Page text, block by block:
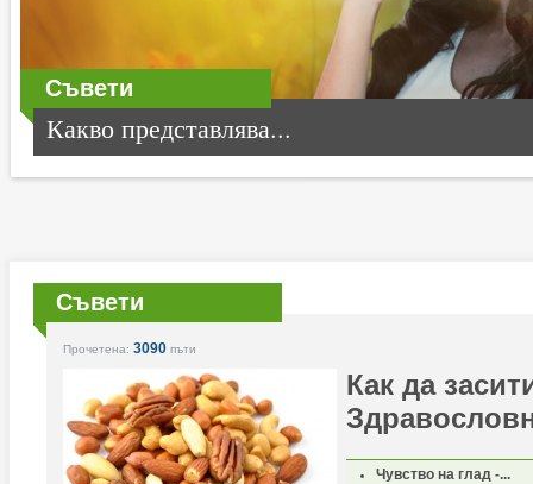
Съвети
Какво представлява...
Съвети
Прочетена: 3090 пъти
Как да
Чувство на глад -...